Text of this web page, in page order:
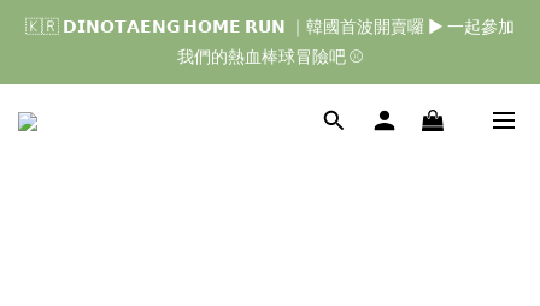
🇰🇷 𝗗𝗜𝗡𝗢𝗧𝗔𝗘𝗡𝗚 𝗛𝗢𝗠𝗘 𝗥𝗨𝗡 ｜韓國首波開賣囉 ▶ 一起參加
我們的熱血棒球冒險吧 ⚾️
🇰🇷 𝗗𝗜𝗡𝗢𝗧𝗔𝗘𝗡𝗚 𝗛𝗢𝗠𝗘 𝗥𝗨𝗡 ｜韓國首波開賣囉 ▶ 一起參加
我們的熱血棒球冒險吧 ⚾️
🇯🇵 𝗗𝗜𝗡𝗢𝗧𝗔𝗘𝗡𝗚 𝗢𝗡𝗘 𝗠𝗢𝗥𝗘 𝗕𝗜𝗧𝗘｜日本限時接單中